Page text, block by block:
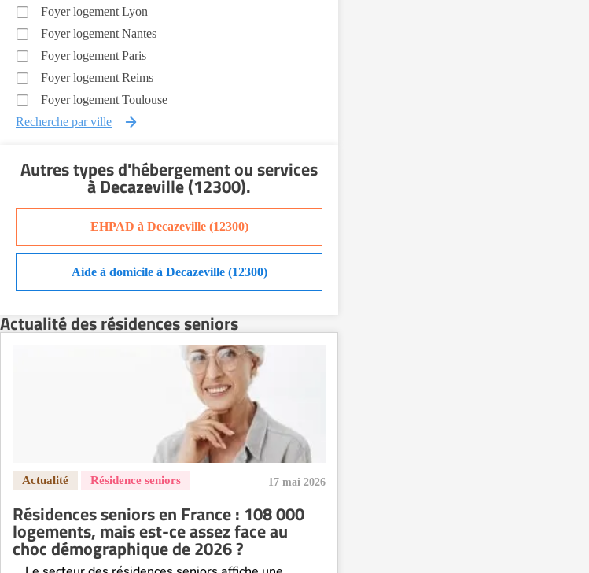
Foyer logement Lyon
Foyer logement Nantes
Foyer logement Paris
Foyer logement Reims
Foyer logement Toulouse
Recherche par ville
Autres types d'hébergement ou services
à Decazeville (12300).
EHPAD à Decazeville (12300)
Aide à domicile à Decazeville (12300)
Actualité des résidences seniors
17 mai 2026
Résidences seniors en France : 108 000
logements, mais est-ce assez face au
choc démographique de 2026 ?